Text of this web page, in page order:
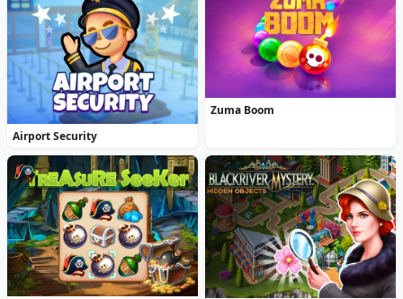
Airport Security
Zuma Boom